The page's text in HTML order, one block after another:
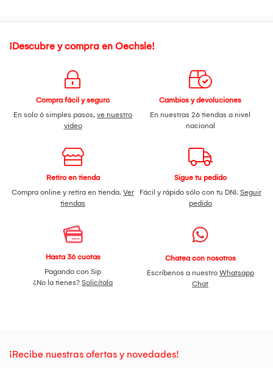
devolución de productos que no cumplan con lo descrito.
¡Descubre y compra en Oechsle!
Compra fácil y seguro
En solo 6 simples pasos, ve nuestro
video
Cambios y devoluciones
En nuestras 26 tiendas a nivel
nacional
Retiro en tienda
Compra online y retira en tienda. Ver
tiendas
Sigue tu pedido
Fácil y rápido sólo con tu DNI. Seguir
pedido
Hasta 36 cuotas
Pagando con Sip
¿No la tienes? Solicítala
Chatea con nosotros
Escríbenos a nuestro Whatsapp
Chat
¡Recibe nuestras ofertas y novedades!